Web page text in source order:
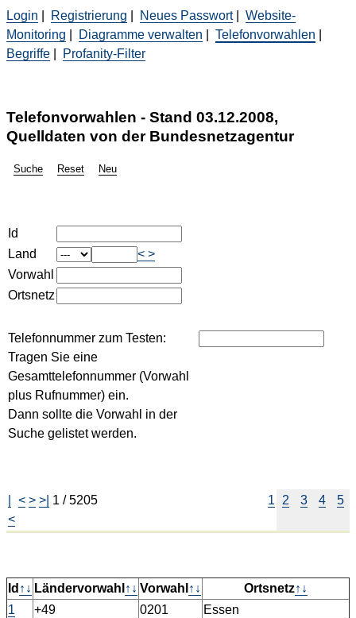
Login Registrierung Neues Passwort| Website-
Monitoring
Diagramme verwalten Telefonvorwahlen
Begriffe
Profanity-Filter
Telefonvorwahlen - Stand 03.12.2008,
Quelldaten von der Bundesnetzagentur
Suche Reset Neu
Id
Land
< >
Vorwahl
Ortsnetz
Telefonnummer zum Testen:
Tragen Sie eine
Gesamttelefonnummer (Vorwahl
plus Rufnummer) ein.
Dann sollte die Vorwahl in der
Suche gelistet werden.
<
< > >| 1 / 5205 1 2 3 4 5
Id ↑ ↓ Ländervorwahl ↑ ↓ Vorwahl ↑ ↓ Ortsnetz↑ ↓
1
+49 0201
Essen